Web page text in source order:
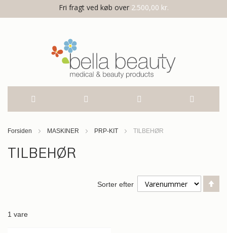
Fri fragt ved køb over 2.500,00 kr.
Forsiden MASKINER PRP-KIT TILBEHØR
TILBEHØR
1 vare
Sorter efter